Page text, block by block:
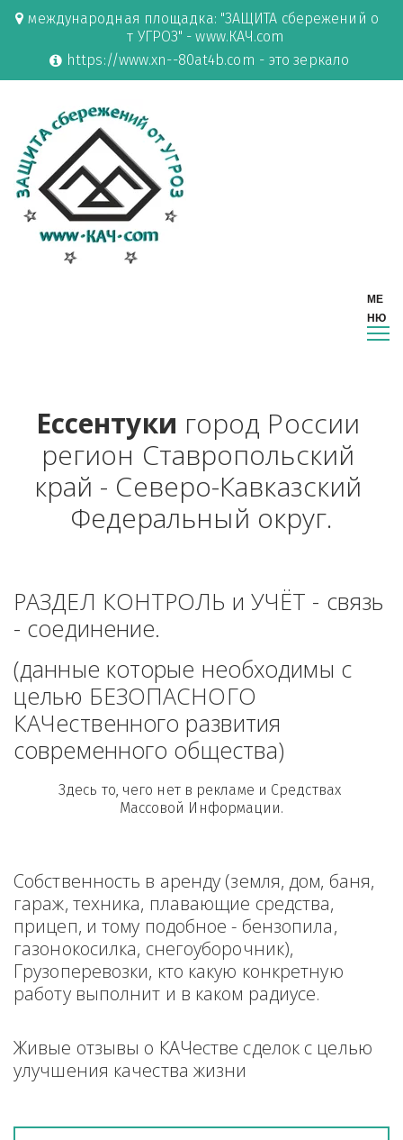
международная площадка: "ЗАЩИТА сбережений о
т УГРОЗ" - www.КАЧ.com
https://www.xn--80at4b.com - это зеркало
Ессентуки город России
регион Ставропольский
край - Северо-Кавказский
Федеральный округ.
РАЗДЕЛ КОНТРОЛЬ и УЧЁТ - связь
- соединение.
(данные которые необходимы с
целью БЕЗОПАСНОГО
КАЧественного развития
современного общества)
Здесь то, чего нет в рекламе и Средствах
Массовой Информации.
Собственность в аренду (земля, дом, баня,
гараж, техника, плавающие средства,
прицеп, и тому подобное - бензопила,
газонокосилка, снегоуборочник),
Грузоперевозки, кто какую конкретную
работу выполнит и в каком радиусе.
Живые отзывы о КАЧестве сделок с целью
улучшения качества жизни